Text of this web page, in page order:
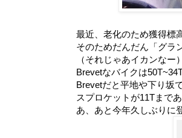
最近、老化のため獲得標
そのためだんだん「グラ
（それじゃあイカンなー
Brevetなバイクは
Brevetだと平地や下り坂
スプロケットが11Tまで
あ、あと今年久しぶりに